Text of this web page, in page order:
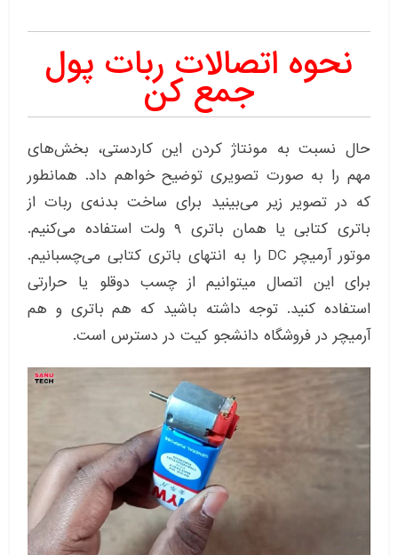
نحوه اتصالات ربات پول
جمع کن
حال نسبت به مونتاژ کردن این کاردستی، بخش‌های
مهم را به صورت تصویری توضیح خواهم داد. همانطور
که در تصویر زیر می‌بینید برای ساخت بدنه‌ی ربات از
باتری کتابی یا همان باتری ۹ ولت استفاده می‌کنیم.
موتور آرمیچر DC را به انتهای باتری کتابی می‌چسبانیم.
برای این اتصال میتوانیم از چسب دوقلو یا حرارتی
استفاده کنید. توجه داشته باشید که هم باتری و هم
آرمیچر در فروشگاه دانشجو کیت در دسترس است.